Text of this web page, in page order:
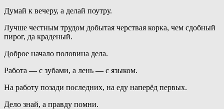
Думай к вечеру, а делай поутру.
Лучше честным трудом добытая черствая корка, чем сдобный
пирог, да краденый.
Доброе начало половина дела.
Работа — с зубами, а лень — с языком.
На работу позади последних, на еду наперёд первых.
Дело знай, а правду помни.